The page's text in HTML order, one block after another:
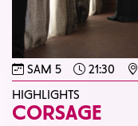
SAM 5 21:30
HIGHLIGHTS
CORSAGE